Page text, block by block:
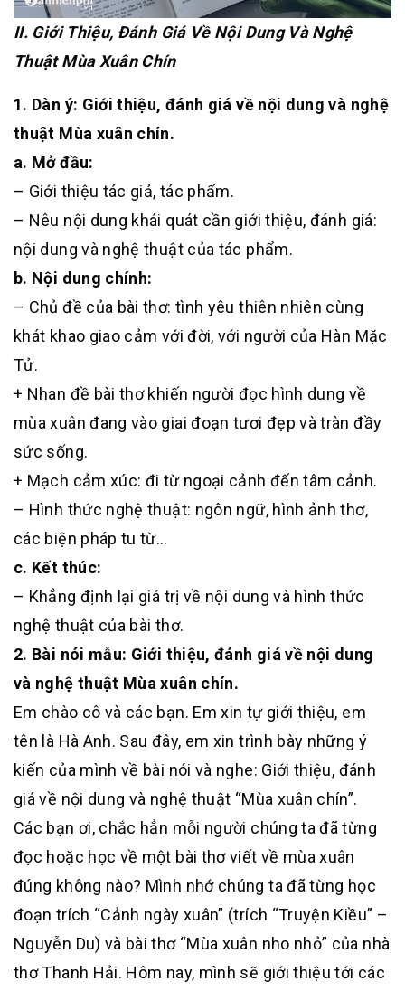
II. Giới Thiệu, Đánh Giá Về Nội Dung Và Nghệ
Thuật Mùa Xuân Chín
1. Dàn ý: Giới thiệu, đánh giá về nội dung và nghệ
thuật Mùa xuân chín.
a. Mở đầu:
– Giới thiệu tác giả, tác phẩm.
– Nêu nội dung khái quát cần giới thiệu, đánh giá:
nội dung và nghệ thuật của tác phẩm.
b. Nội dung chính:
– Chủ đề của bài thơ: tình yêu thiên nhiên cùng
khát khao giao cảm với đời, với người của Hàn Mặc
Tử.
+ Nhan đề bài thơ khiến người đọc hình dung về
mùa xuân đang vào giai đoạn tươi đẹp và tràn đầy
sức sống.
+ Mạch cảm xúc: đi từ ngoại cảnh đến tâm cảnh.
– Hình thức nghệ thuật: ngôn ngữ, hình ảnh thơ,
các biện pháp tu từ…
c. Kết thúc:
– Khẳng định lại giá trị về nội dung và hình thức
nghệ thuật của bài thơ.
2. Bài nói mẫu: Giới thiệu, đánh giá về nội dung
và nghệ thuật Mùa xuân chín.
Em chào cô và các bạn. Em xin tự giới thiệu, em
tên là Hà Anh. Sau đây, em xin trình bày những ý
kiến của mình về bài nói và nghe: Giới thiệu, đánh
giá về nội dung và nghệ thuật “Mùa xuân chín”.
Các bạn ơi, chắc hẳn mỗi người chúng ta đã từng
đọc hoặc học về một bài thơ viết về mùa xuân
đúng không nào? Mình nhớ chúng ta đã từng học
đoạn trích “Cảnh ngày xuân” (trích “Truyện Kiều” –
Nguyễn Du) và bài thơ “Mùa xuân nho nhỏ” của nhà
thơ Thanh Hải. Hôm nay, mình sẽ giới thiệu tới các